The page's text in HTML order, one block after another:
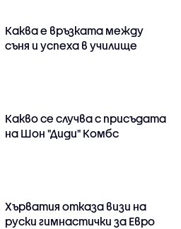
Каква е връзката между
съня и успеха в училище
Какво се случва с присъдата
на Шон "Диди" Комбс
Хърватия отказа визи на
руски гимнастички за Евро